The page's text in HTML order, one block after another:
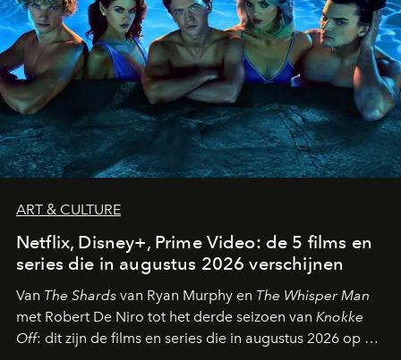
ART & CULTURE
Netflix, Disney+, Prime Video: de 5 films en
series die in augustus 2026 verschijnen
Van The Shards van Ryan Murphy en The Whisper Man
met Robert De Niro tot het derde seizoen van Knokke
Off: dit zijn de films en series die in augustus 2026 op de